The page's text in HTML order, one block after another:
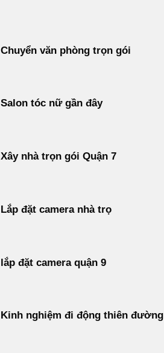
Chuyển văn phòng trọn gói
Salon tóc nữ gần đây
Xây nhà trọn gói Quận 7
Lắp đặt camera nhà trọ
lắp đặt camera quận 9
Kinh nghiệm đi động thiên đường